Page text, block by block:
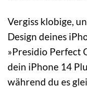
Vergiss klobige,
Design deines
»Presidio Perfect
dein iPhone 14
während du es